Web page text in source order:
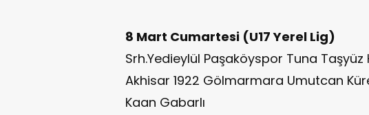
8 Mart Cumartesi (U17 Yerel Lig)
Srh.Yedieylül Paşaköyspor Tuna
Akhisar 1922 Gölmarmara Umutcan
Kaan Gabarlı